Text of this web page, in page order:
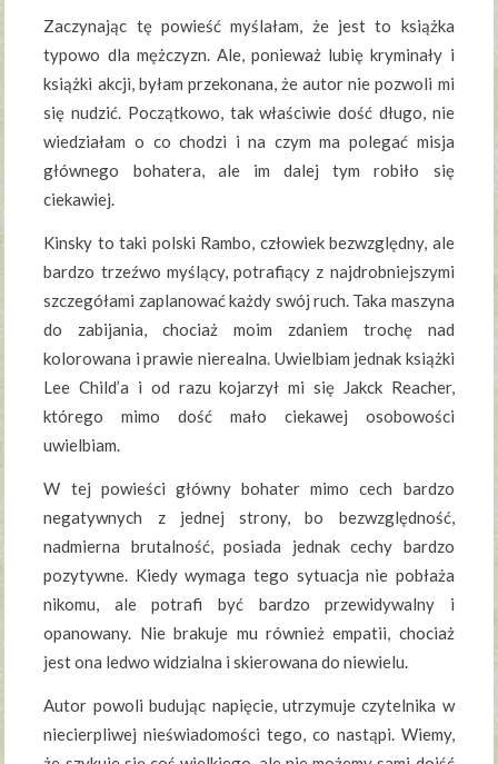
Zaczynając tę powieść myślałam, że jest to książka
typowo dla mężczyzn. Ale, ponieważ lubię kryminały i
książki akcji, byłam przekonana, że autor nie pozwoli mi
się nudzić. Początkowo, tak właściwie dość długo, nie
wiedziałam o co chodzi i na czym ma polegać misja
głównego bohatera, ale im dalej tym robiło się
ciekawiej.
Kinsky to taki polski Rambo, człowiek bezwzględny, ale
bardzo trzeźwo myślący, potrafiący z najdrobniejszymi
szczegółami zaplanować każdy swój ruch. Taka maszyna
do zabijania, chociaż moim zdaniem trochę nad
kolorowana i prawie nierealna. Uwielbiam jednak książki
Lee Child’a i od razu kojarzył mi się Jakck Reacher,
którego mimo dość mało ciekawej osobowości
uwielbiam.
W tej powieści główny bohater mimo cech bardzo
negatywnych z jednej strony, bo bezwzględność,
nadmierna brutalność, posiada jednak cechy bardzo
pozytywne. Kiedy wymaga tego sytuacja nie pobłaża
nikomu, ale potrafi być bardzo przewidywalny i
opanowany. Nie brakuje mu również empatii, chociaż
jest ona ledwo widzialna i skierowana do niewielu.
Autor powoli budując napięcie, utrzymuje czytelnika w
niecierpliwej nieświadomości tego, co nastąpi. Wiemy,